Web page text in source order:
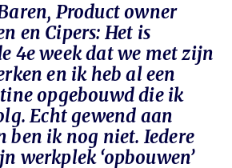
Product owner
en Cipers: Het is
4e week dat we met zijn
en ik heb al een
opgebouwd die ik
Echt gewend aan
ben ik nog niet. Iedere
werkplek ‘opbouwen’